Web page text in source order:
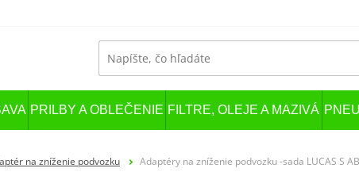
PRILBY A OBLEČENIE FILTRE, OLEJE A MAZIVÁ
na zníženie podvozku Adaptéry na zníženie podvozku -sada LUCAS S